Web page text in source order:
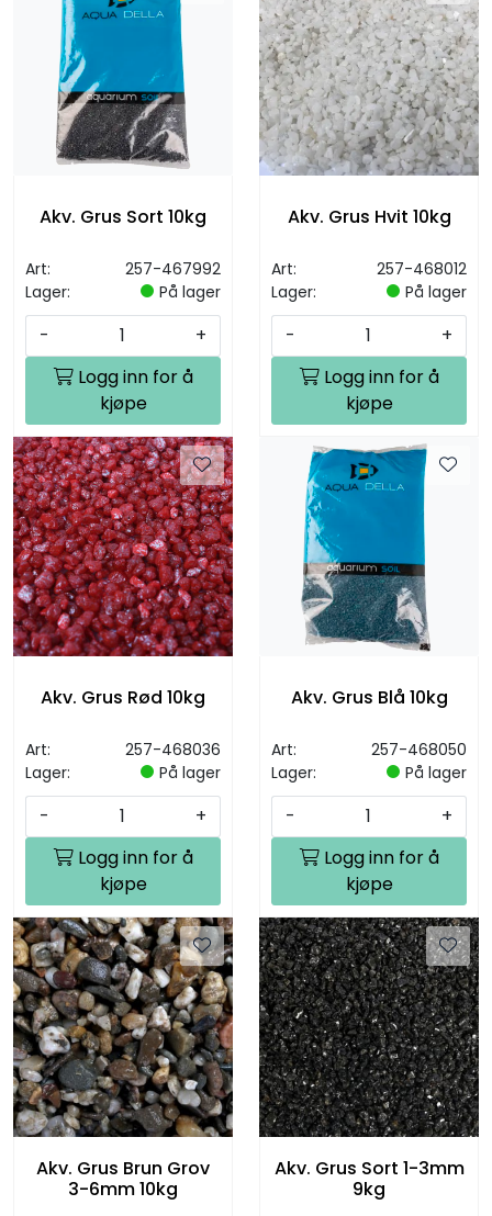
Akv. Grus Sort 10kg
Art:
257-467992
Lager:
På lager
-
+
Logg inn for å
kjøpe
Akv. Grus Hvit 10kg
Art:
257-468012
Lager:
På lager
-
+
Logg inn for å
kjøpe
Akv. Grus Rød 10kg
Art:
257-468036
Lager:
På lager
-
+
Logg inn for å
kjøpe
Akv. Grus Blå 10kg
Art:
257-468050
Lager:
På lager
-
+
Logg inn for å
kjøpe
Akv. Grus Brun Grov
3-6mm 10kg
Akv. Grus Sort 1-3mm
9kg